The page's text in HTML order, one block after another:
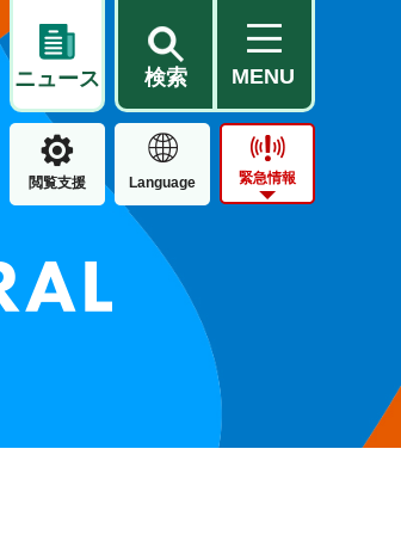
ニュース 検索 MENU
住民票・戸籍 公営住宅
閲覧支援 Language 緊急情報